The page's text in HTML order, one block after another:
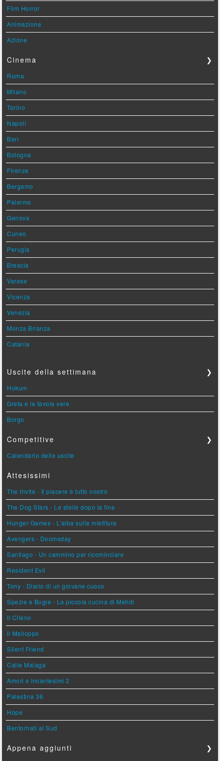
Film Horror
Animazione
Azione
Cinema ❯
Roma
Milano
Torino
Napoli
Bari
Bologna
Firenze
Bergamo
Palermo
Genova
Cuneo
Perugia
Brescia
Varese
Vicenza
Venezia
Monza Brianza
Catania
Uscite della settimana ❯
Hokum
Greta e le favole vere
Borgo
Competitive ❯
Calendario delle uscite
Attesissimi
The Invite - Il piacere è tutto nostro
The Dog Stars - Le stelle dopo la fine
Hunger Games - L'alba sulla mietitura
Avengers - Doomsday
Santiago - Un cammino per ricominciare
Resident Evil
Tony - Diario di un giovane cuoco
Spezie e Bugie - La piccola cucina di Mehdi
Il Cileno
Il Malloppo
Silent Friend
Calle Malaga
Amori e Incantesimi 2
Palestina 36
Hope
Bentornati al Sud
Appena aggiunti ❯